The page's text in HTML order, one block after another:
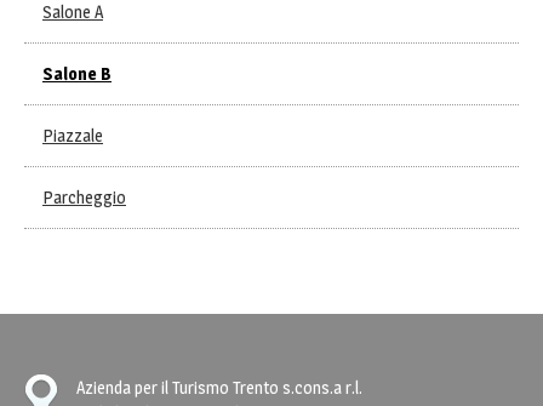
Salone A
Salone B
Piazzale
Parcheggio
Azienda per il Turismo Trento s.cons.a r.l.